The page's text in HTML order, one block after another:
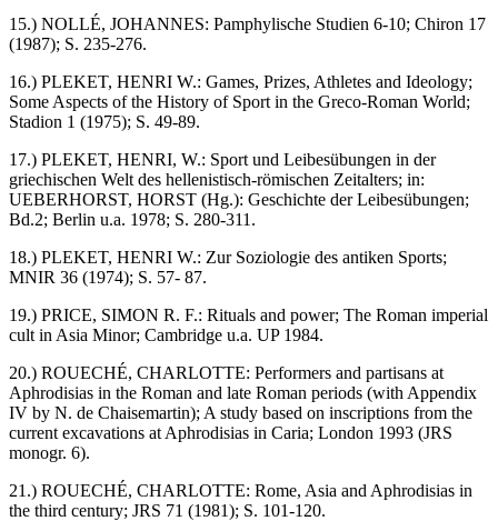
15.) NOLLÉ, JOHANNES: Pamphylische Studien 6-10; Chiron 17
(1987); S. 235-276.
16.) PLEKET, HENRI W.: Games, Prizes, Athletes and Ideology;
Some Aspects of the History of Sport in the Greco-Roman World;
Stadion 1 (1975); S. 49-89.
17.) PLEKET, HENRI, W.: Sport und Leibesübungen in der
griechischen Welt des hellenistisch-römischen Zeitalters; in:
UEBERHORST, HORST (Hg.): Geschichte der Leibesübungen;
Bd.2; Berlin u.a. 1978; S. 280-311.
18.) PLEKET, HENRI W.: Zur Soziologie des antiken Sports;
MNIR 36 (1974); S. 57- 87.
19.) PRICE, SIMON R. F.: Rituals and power; The Roman imperial
cult in Asia Minor; Cambridge u.a. UP 1984.
20.) ROUECHÉ, CHARLOTTE: Performers and partisans at
Aphrodisias in the Roman and late Roman periods (with Appendix
IV by N. de Chaisemartin); A study based on inscriptions from the
current excavations at Aphrodisias in Caria; London 1993 (JRS
monogr. 6).
21.) ROUECHÉ, CHARLOTTE: Rome, Asia and Aphrodisias in
the third century; JRS 71 (1981); S. 101-120.